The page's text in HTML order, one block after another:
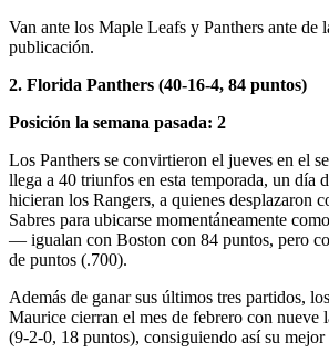
Van ante los Maple Leafs y Panthers ante de
publicación.
2. Florida Panthers (40-16-4, 84 puntos)
Posición la semana pasada: 2
Los Panthers se convirtieron el jueves en el
llega a 40 triunfos en esta temporada, un día
hicieran los Rangers, a quienes desplazaron
Sabres para ubicarse momentáneamente
— igualan con Boston con 84 puntos, pero
de puntos (.700).
Además de ganar sus últimos tres partidos,
Maurice cierran el mes de febrero con nueve
(9-2-0, 18 puntos), consiguiendo así su